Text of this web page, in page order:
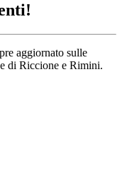
aggiornato sulle
di Riccione e Rimini.